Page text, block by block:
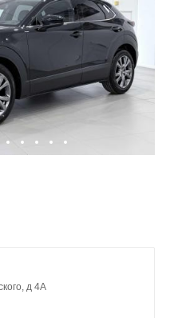
д 4А